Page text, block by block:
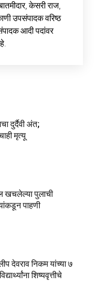
केसरी राज,
उपसंपादक वरिष्ठ
आदी पदांवर
दुर्दैवी अंत;
मृत्यू
खचलेल्या पुलाची
पाहणी
देवराव निकम यांच्या ७
शिष्यवृत्तीचे